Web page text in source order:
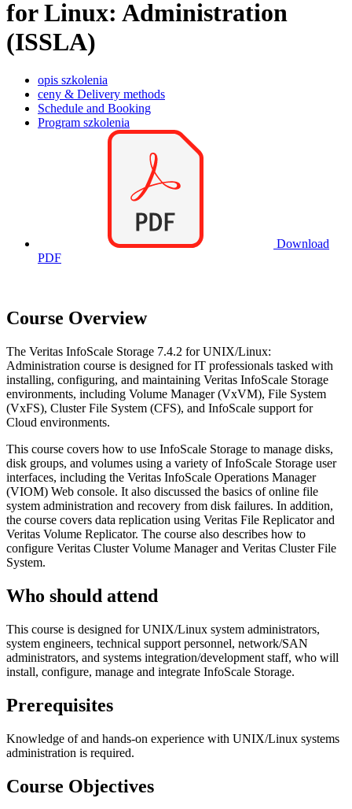
for Linux: Administration
(ISSLA)
opis szkolenia
ceny & Delivery methods
Schedule and Booking
Program szkolenia
Download
PDF
Course Overview
The Veritas InfoScale Storage 7.4.2 for UNIX/Linux:
Administration course is designed for IT professionals tasked with
installing, configuring, and maintaining Veritas InfoScale Storage
environments, including Volume Manager (VxVM), File System
(VxFS), Cluster File System (CFS), and InfoScale support for
Cloud environments.
This course covers how to use InfoScale Storage to manage disks,
disk groups, and volumes using a variety of InfoScale Storage user
interfaces, including the Veritas InfoScale Operations Manager
(VIOM) Web console. It also discussed the basics of online file
system administration and recovery from disk failures. In addition,
the course covers data replication using Veritas File Replicator and
Veritas Volume Replicator. The course also describes how to
configure Veritas Cluster Volume Manager and Veritas Cluster File
System.
Who should attend
This course is designed for UNIX/Linux system administrators,
system engineers, technical support personnel, network/SAN
administrators, and systems integration/development staff, who will
install, configure, manage and integrate InfoScale Storage.
Prerequisites
Knowledge of and hands-on experience with UNIX/Linux systems
administration is required.
Course Objectives